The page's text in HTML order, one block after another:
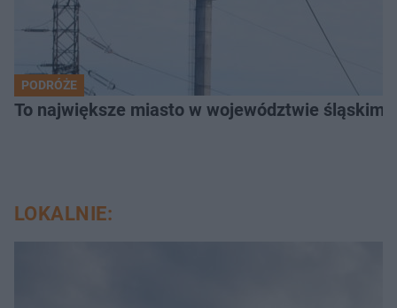
PODRÓŻE
To największe miasto w województwie
LOKALNIE: